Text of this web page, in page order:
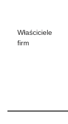
Właściciele
firm